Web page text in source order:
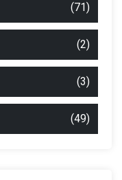
(71)
(2)
(3)
(49)